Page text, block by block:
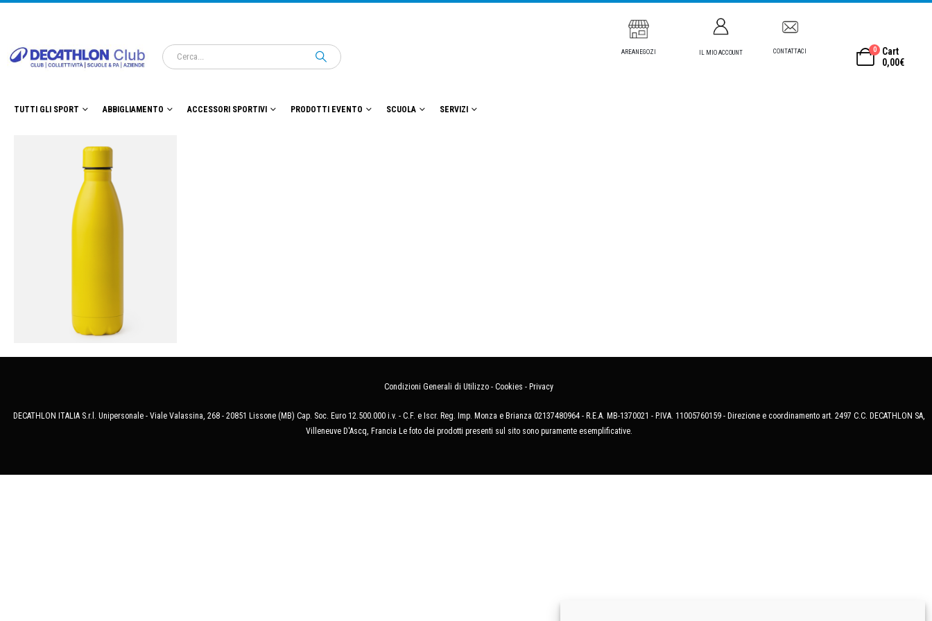
AREANEGOZI IL MIO ACCOUNT CONTATTACI 0
Cart
0,00€
TUTTI GLI SPORT ABBIGLIAMENTO ACCESSORI SPORTIVI PRODOTTI EVENTO SCUOLA SERVIZI
Condizioni Generali di Utilizzo - Cookies - Privacy
DECATHLON ITALIA S.r.l. Unipersonale - Viale Valassina, 268 - 20851 Lissone (MB) Cap. Soc. Euro 12.500.000 i.v. - C.F. e Iscr. Reg. Imp. Monza e Brianza 02137480964 - R.E.A. MB-1370021 - P.IVA. 11005760159 - Direzione e coordinamento art. 2497 C.C. DECATHLON SA,
Villeneuve D'Ascq, Francia Le foto dei prodotti presenti sul sito sono puramente esemplificative.